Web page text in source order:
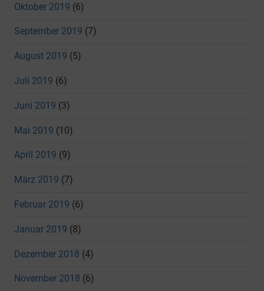
Oktober 2019 (6)
September 2019 (7)
August 2019 (5)
Juli 2019 (6)
Juni 2019 (3)
Mai 2019 (10)
April 2019 (9)
März 2019 (7)
Februar 2019 (6)
Januar 2019 (8)
Dezember 2018 (4)
November 2018 (6)